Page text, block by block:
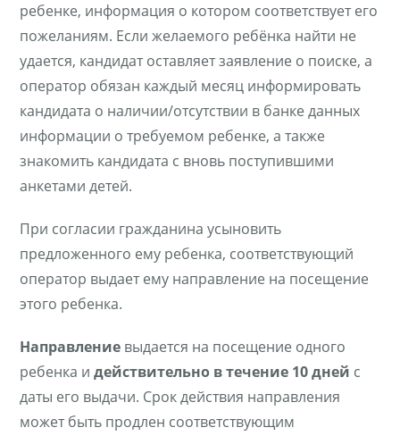
ребенке, информация о котором соответствует его
пожеланиям. Если желаемого ребёнка найти не
удается, кандидат оставляет заявление о поиске, а
оператор обязан каждый месяц информировать
кандидата о наличии/отсутствии в банке данных
информации о требуемом ребенке, а также
знакомить кандидата с вновь поступившими
анкетами детей.
При согласии гражданина усыновить
предложенного ему ребенка, соответствующий
оператор выдает ему направление на посещение
этого ребенка.
Направление выдается на посещение одного
ребенка идействительно в течение 10 дней с
даты его выдачи. Срок действия направления
может быть продлен соответствующим